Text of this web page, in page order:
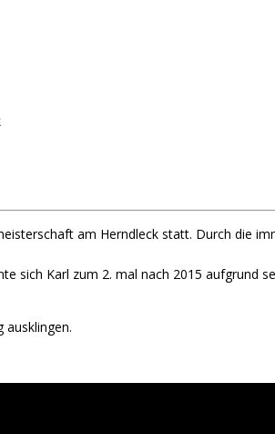
am Herndleck statt. Durch die
sich Karl zum 2. mal nach 2015 aufgrund
ausklingen.